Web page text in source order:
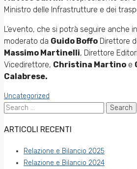
Ministro delle Infrastrutture e dei
L’evento, che si potrà seguire anche
moderato da Guido Boffo Direttore
Massimo Martinelli, Direttore
Vicedirettore, Christina Martino e
Calabrese.
Uncategorized
Search
ARTICOLI RECENTI
Relazione e Bilancio 2025
Relazione e Bilancio 2024